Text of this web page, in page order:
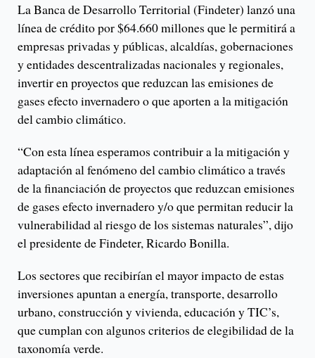
La Banca de Desarrollo Territorial (Findeter) lanzó una
línea de crédito por $64.660 millones que le permitirá a
empresas privadas y públicas, alcaldías, gobernaciones
y entidades descentralizadas nacionales y regionales,
invertir en proyectos que reduzcan las emisiones de
gases efecto invernadero o que aporten a la mitigación
del cambio climático.
“Con esta línea esperamos contribuir a la mitigación y
adaptación al fenómeno del cambio climático a través
de la financiación de proyectos que reduzcan emisiones
de gases efecto invernadero y/o que permitan reducir la
vulnerabilidad al riesgo de los sistemas naturales”, dijo
el presidente de Findeter, Ricardo Bonilla.
Los sectores que recibirían el mayor impacto de estas
inversiones apuntan a energía, transporte, desarrollo
urbano, construcción y vivienda, educación y TIC’s,
que cumplan con algunos criterios de elegibilidad de la
taxonomía verde.